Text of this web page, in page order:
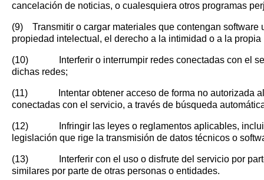
cancelación de noticias, o cualesquiera otros programas
(9) Transmitir o cargar materiales que contengan
propiedad intelectual, el derecho a la intimidad o a la
(10) Interferir o interrumpir redes conectadas con el
dichas redes;
(11) Intentar obtener acceso de forma no autorizada al
conectadas con el servicio, a través de búsqueda
(12) Infringir las leyes o reglamentos aplicables,
legislación que rige la transmisión de datos técnicos o
(13) Interferir con el uso o disfrute del servicio por parte
similares por parte de otras personas o entidades.